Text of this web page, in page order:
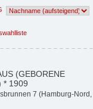
(GEBORENE
* 1909
7 (Hamburg-